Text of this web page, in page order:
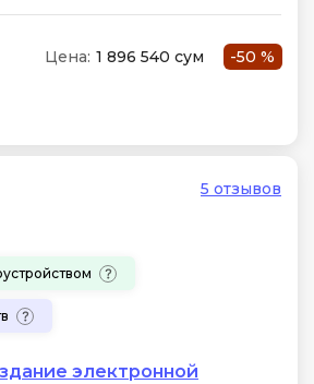
Цена: 1 896 540 сум -50 %
5 отзывов
электронной